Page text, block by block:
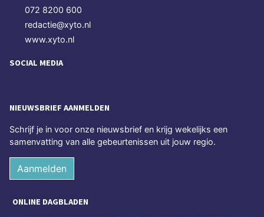
072 8200 600
redactie@xyto.nl
www.xyto.nl
SOCIAL MEDIA
NIEUWSBRIEF AANMELDEN
Schrijf je in voor onze nieuwsbrief en krijg wekelijks een
samenvatting van alle gebeurtenissen uit jouw regio.
Aanmelden
ONLINE DAGBLADEN